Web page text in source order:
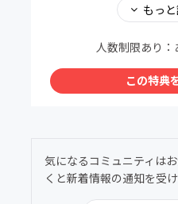
招待コードは決済後にご
ケート内にご入力お願い
テキスト最終ページに本
の招待コードが記載され
その招待コードが必須で
その場合、最新のものを
だくようお願い申し上げ
最新版のダウンロードは
もっ
人数制限あり：
この特典
気になるコミュニティは
くと新着情報の通知を受け